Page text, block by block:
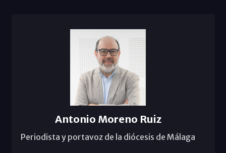
Antonio Moreno Ruiz
Periodista y portavoz de la diócesis de Málaga